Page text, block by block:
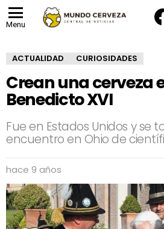
Menu
ACTUALIDAD CURIOSIDADES
Crean una cerveza
Benedicto XVI
Fue en Estados Unidos y se
encuentro en Ohio de
hace 9 años